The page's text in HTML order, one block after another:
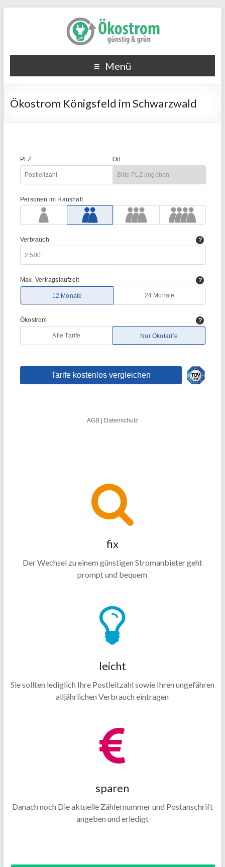
Menü
Ökostrom Königsfeld im Schwarzwald
fix
Der Wechsel zu einem günstigen Stromanbieter geht
prompt und bequem
leicht
Sie sollten lediglich Ihre Postleitzahl sowie Ihren ungefähren
alljährlichen Verbrauch eintragen
sparen
Danach noch Die aktuelle Zählernummer und Postanschrift
angeben und erledigt